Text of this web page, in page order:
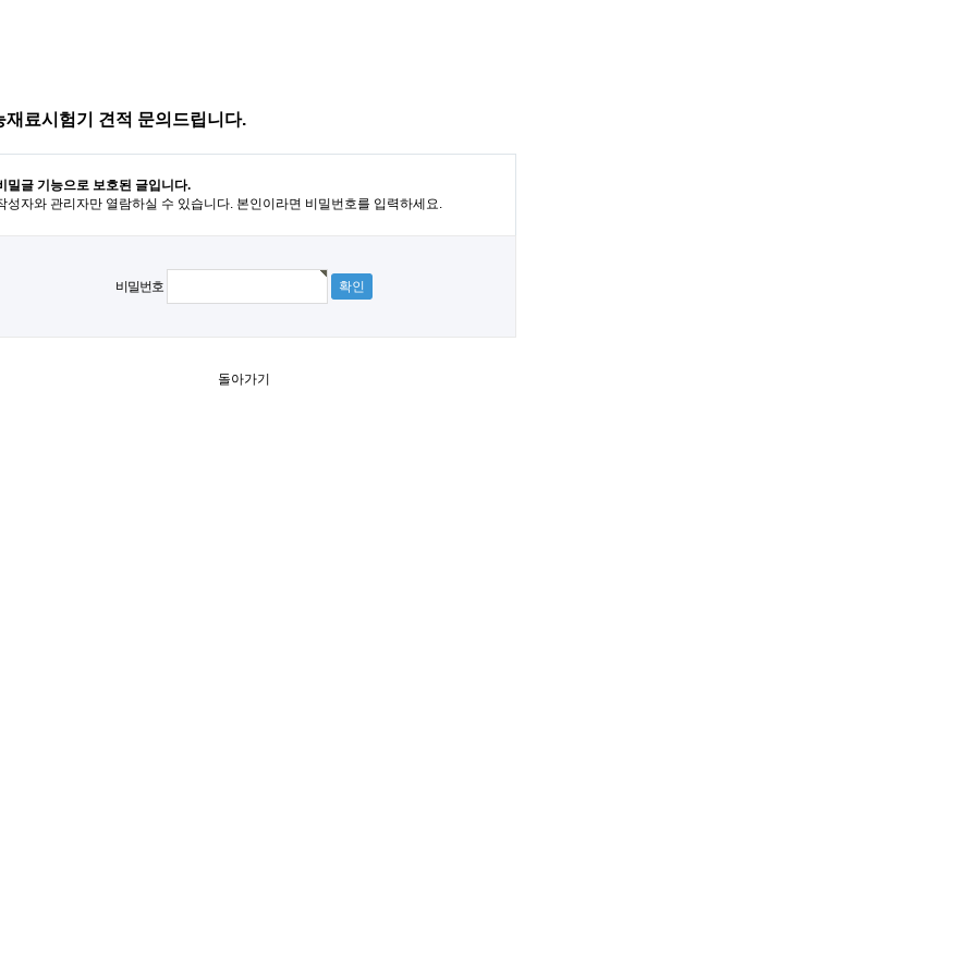
재료시험기 견적 문의드립니다.
밀글 기능으로 보호된 글입니다.
성자와 관리자만 열람하실 수 있습니다. 본인이라면 비밀번호를 입력하세요.
비밀번호
돌아가기